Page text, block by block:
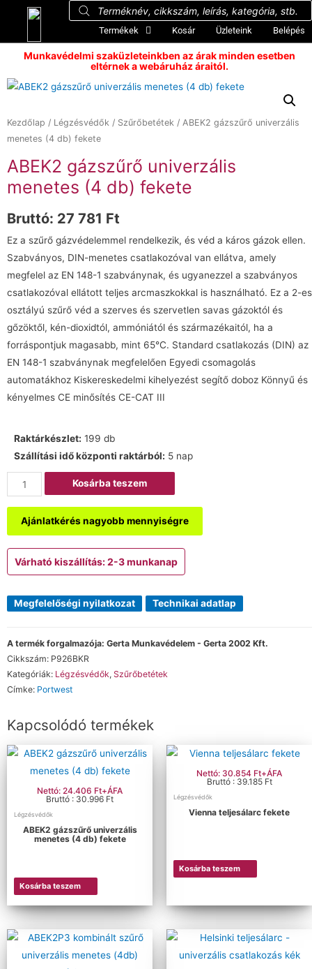
Termékek Kosár Üzleteink Belépés
Munkavédelmi szaküzleteinkben az árak minden esetben
eltérnek a webáruház áraitól.
Kezdőlap / Légzésvédők / Szűrőbetétek / ABEK2 gázszűrő univerzális
menetes (4 db) fekete
ABEK2 gázszűrő univerzális
menetes (4 db) fekete
Bruttó: 27 781 Ft
Ez a szűrő gázvédelemmel rendelkezik, és véd a káros gázok ellen.
Szabványos, DIN-menetes csatlakozóval van ellátva, amely
megfelel az EN 148-1 szabványnak, és ugyanezzel a szabványos
csatlakozóval ellátott teljes arcmaszkokkal is használható. Ez a 2-es
osztályú szűrő véd a szerves és szervetlen savas gázoktól és
gőzöktől, kén-dioxidtól, ammóniától és származékaitól, ha a
forráspontjuk magasabb, mint 65°C. Standard csatlakozás (DIN) az
EN 148-1 szabványnak megfelelően Egyedi csomagolás
automatákhoz Kiskereskedelmi kihelyezést segítő doboz Könnyű és
kényelmes CE minősítés CE-CAT III
Raktárkészlet: 199 db
Szállítási idő központi raktárból: 5 nap
Kosárba teszem
Ajánlatkérés nagyobb mennyiségre
Várható kiszállítás: 2-3 munkanap
Megfelelőségi nyilatkozat Technikai adatlap
A termék forgalmazója: Gerta Munkavédelem - Gerta 2002 Kft.
Cikkszám: P926BKR
Kategóriák: Légzésvédők, Szűrőbetétek
Címke: Portwest
Kapcsolódó termékek
Nettó: 24.406 Ft+ÁFA
Bruttó : 30.996 Ft
Légzésvédők
ABEK2 gázszűrő univerzális
menetes (4 db) fekete
Kosárba teszem
Nettó: 30.854 Ft+ÁFA
Bruttó : 39.185 Ft
Légzésvédők
Vienna teljesálarc fekete
Kosárba teszem